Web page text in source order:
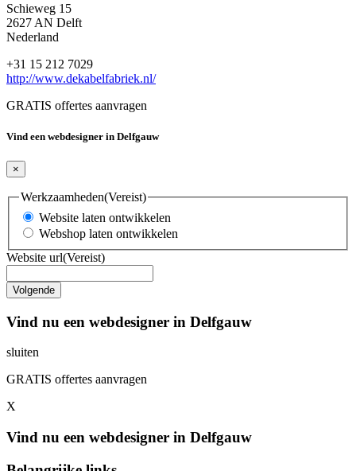
Schieweg 15
2627 AN Delft
Nederland
+31 15 212 7029
http://www.dekabelfabriek.nl/
GRATIS offertes aanvragen
Vind een webdesigner in Delfgauw
×
Werkzaamheden(Vereist)
Website laten ontwikkelen
Webshop laten ontwikkelen
Website url(Vereist)
Vind nu een webdesigner in Delfgauw
sluiten
GRATIS offertes aanvragen
X
Vind nu een webdesigner in Delfgauw